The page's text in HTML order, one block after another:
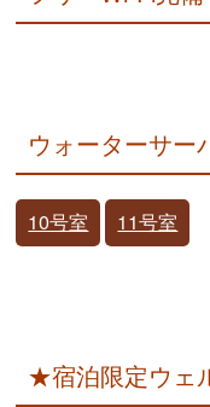
ウォーターサー
10号室 11号室
★宿泊限定ウェ